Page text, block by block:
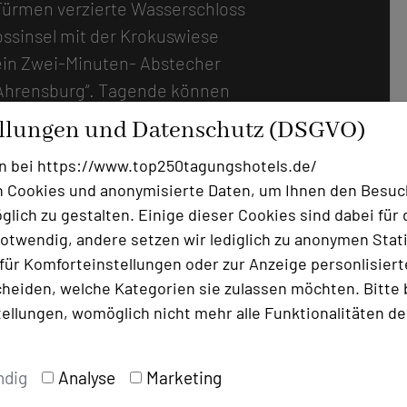
und Datenschutz (DSGVO)
bei https://www.top250tagungshotels.de/
und anonymisierte Daten, um Ihnen den
zu gestalten. Einige dieser Cookies sind dabei für
andere setzen wir lediglich zu anonymen
Komforteinstellungen oder zur Anzeige
welche Kategorien sie zulassen möchten. Bitte
womöglich nicht mehr alle Funktionalitäten
Analyse Marketing
verzierte Wasserschloss
mit der Krokuswiese
Zwei-Minuten- Abstecher
Tagende können
ein entspanntes
munteren Farbakzenten
Zum Arbeiten hat man die
(18–86 m²), die jeweils
für
darstellen – zumeist sind
angeschlossen. In zwei
– einer davon im
– können darüber hinaus
Mit der 2024 neu
in einem